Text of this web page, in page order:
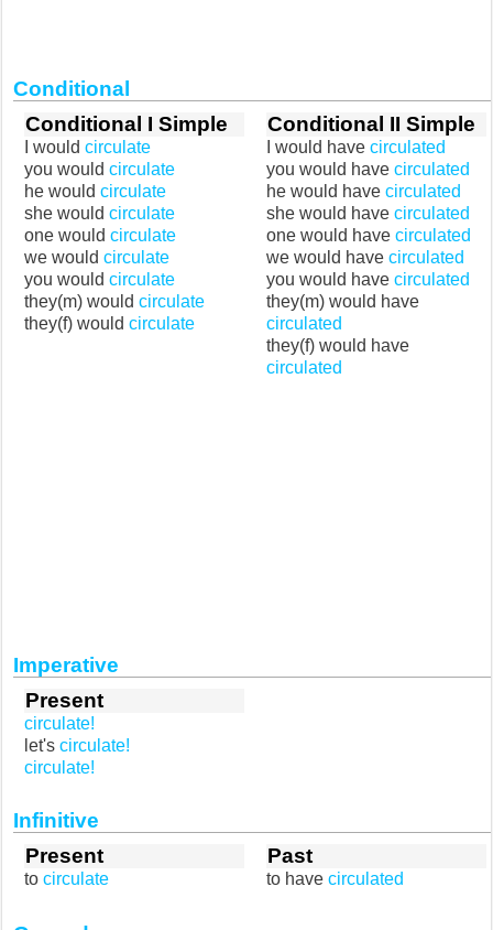
Conditional
Conditional I Simple
I would circulate
you would circulate
he would circulate
she would circulate
one would circulate
we would circulate
you would circulate
they(m) would circulate
they(f) would circulate
Conditional II Simple
I would have circulated
you would have circulated
he would have circulated
she would have circulated
one would have circulated
we would have circulated
you would have circulated
they(m) would have
circulated
they(f) would have
circulated
Imperative
Present
circulate!
let's circulate!
circulate!
Infinitive
Present
to circulate
Past
to have circulated